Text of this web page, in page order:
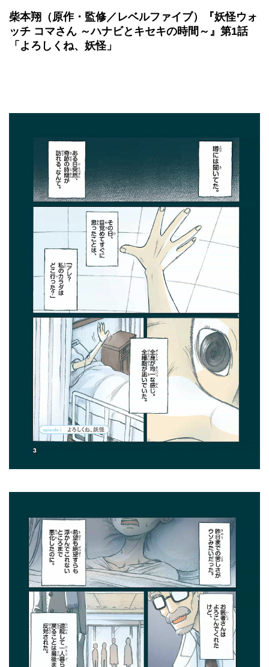
柴本翔（原作・監修／レベルファイブ）『妖怪ウォ
ッチ コマさん ～ハナビとキセキの時間～』第1話
「よろしくね、妖怪」